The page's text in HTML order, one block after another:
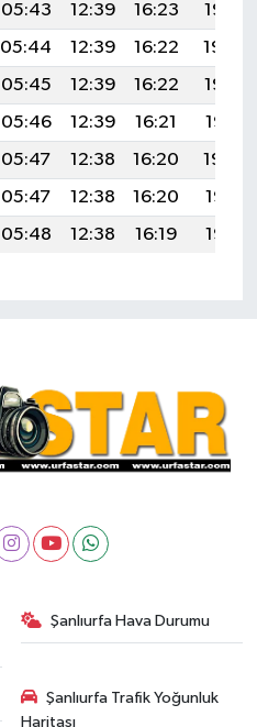
05:43 12:39 16:23
19:25
05:44 12:39 16:22
19:24
05:45 12:39 16:22
19:23
05:46 12:39 16:21
19:21
05:47 12:38 16:20
19:20
05:47 12:38 16:20
19:19
05:48 12:38 16:19 19:17
Şanlıurfa Hava Durumu
Şanlıurfa Trafik Yoğunluk
Haritası